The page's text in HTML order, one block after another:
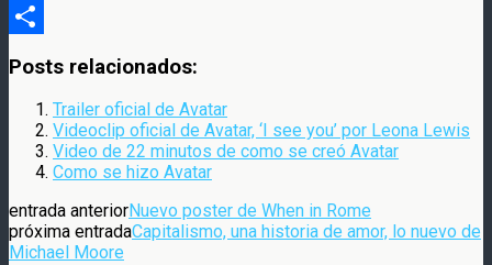
Posts relacionados:
Trailer oficial de Avatar
Videoclip oficial de Avatar, ‘I see you’ por Leona Lewis
Video de 22 minutos de como se creó Avatar
Como se hizo Avatar
entrada anteriorNuevo poster de When in Rome
próxima entradaCapitalismo, una historia de amor, lo nuevo de
Michael Moore